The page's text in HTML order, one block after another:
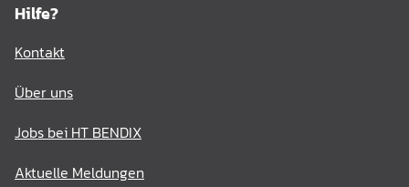
Hilfe?
Kontakt
Über uns
Jobs bei HT BENDIX
Aktuelle Meldungen